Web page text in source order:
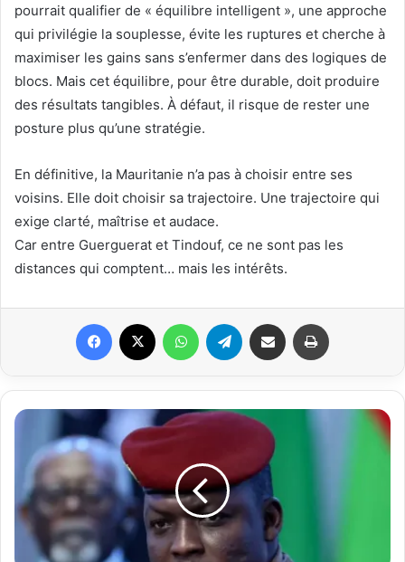
pourrait qualifier de « équilibre intelligent », une approche
qui privilégie la souplesse, évite les ruptures et cherche à
maximiser les gains sans s’enfermer dans des logiques de
blocs. Mais cet équilibre, pour être durable, doit produire
des résultats tangibles. À défaut, il risque de rester une
posture plus qu’une stratégie.
En définitive, la Mauritanie n’a pas à choisir entre ses
voisins. Elle doit choisir sa trajectoire. Une trajectoire qui
exige clarté, maîtrise et audace.
Car entre Guerguerat et Tindouf, ce ne sont pas les
distances qui comptent… mais les intérêts.
Facebook WhatsAppTelegram Partager par email